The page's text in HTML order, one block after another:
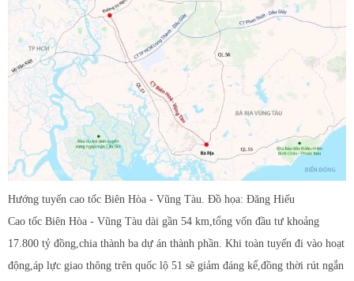
Hướng tuyến cao tốc Biên Hòa - Vũng Tàu. Đồ họa: Đăng Hiếu
Cao tốc Biên Hòa - Vũng Tàu dài gần 54 km,tổng vốn đầu tư khoảng
17.800 tỷ đồng,chia thành ba dự án thành phần. Khi toàn tuyến đi vào hoạt
động,áp lực giao thông trên quốc lộ 51 sẽ giảm đáng kể,đồng thời rút ngắn